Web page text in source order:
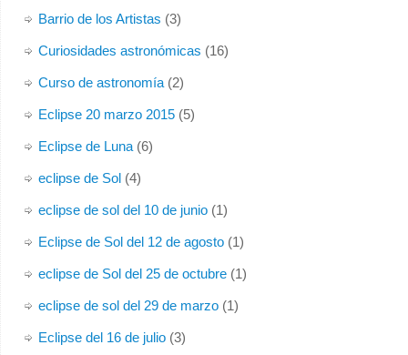
Barrio de los Artistas (3)
Curiosidades astronómicas (16)
Curso de astronomía(2)
Eclipse 20 marzo 2015(5)
Eclipse de Luna(6)
eclipse de Sol(4)
eclipse de sol del 10 de junio(1)
Eclipse de Sol del 12 de agosto(1)
eclipse de Sol del 25 de octubre(1)
eclipse de sol del 29 de marzo(1)
Eclipse del 16 de julio(3)